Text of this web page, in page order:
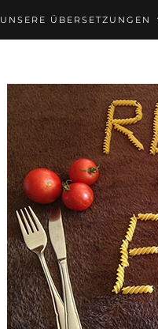
UNSERE ÜBERSETZUNGEN